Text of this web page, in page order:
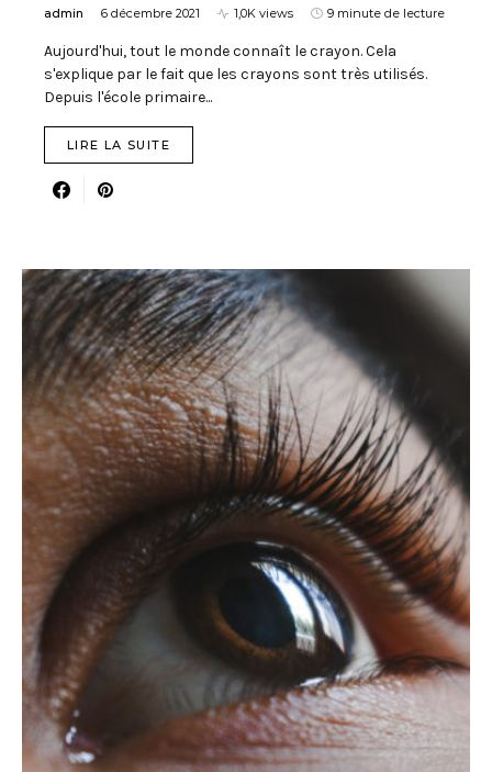
admin 6 décembre 2021 1,0K views 9 minute de lecture
Aujourd'hui, tout le monde connaît le crayon. Cela
s'explique par le fait que les crayons sont très utilisés.
Depuis l'école primaire...
LIRE LA SUITE